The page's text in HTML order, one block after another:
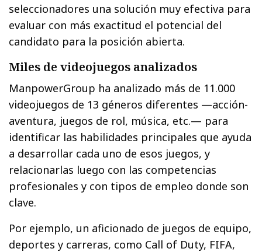
seleccionadores una solución muy efectiva para
evaluar con más exactitud el potencial del
candidato para la posición abierta.
Miles de videojuegos analizados
ManpowerGroup ha analizado más de 11.000
videojuegos de 13 géneros diferentes —acción-
aventura, juegos de rol, música, etc.— para
identificar las habilidades principales que ayuda
a desarrollar cada uno de esos juegos, y
relacionarlas luego con las competencias
profesionales y con tipos de empleo donde son
clave.
Por ejemplo, un aficionado de juegos de equipo,
deportes y carreras, como Call of Duty, FIFA,